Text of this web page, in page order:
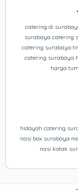
catering di
surabaya catering
catering surabaya
catering surabaya
harga
hidayah catering
nasi box surabaya
nasi kotak